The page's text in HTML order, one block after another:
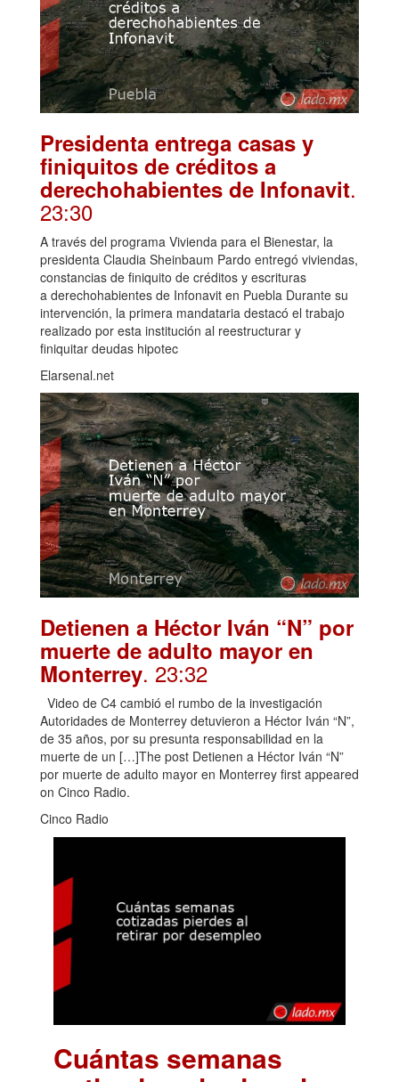
Presidenta entrega casas y
finiquitos de créditos a
derechohabientes de Infonavit.
23:30
A través del programa Vivienda para el Bienestar, la
presidenta Claudia Sheinbaum Pardo entregó viviendas,
constancias de finiquito de créditos y escrituras
a derechohabientes de Infonavit en Puebla Durante su
intervención, la primera mandataria destacó el trabajo
realizado por esta institución al reestructurar y
finiquitar deudas hipotec
Elarsenal.net
Detienen a Héctor Iván “N” por
muerte de adulto mayor en
Monterrey. 23:32
Video de C4 cambió el rumbo de la investigación
Autoridades de Monterrey detuvieron a Héctor Iván “N”,
de 35 años, por su presunta responsabilidad en la
muerte de un […]The post Detienen a Héctor Iván “N”
por muerte de adulto mayor en Monterrey first appeared
on Cinco Radio.
Cinco Radio
Cuántas semanas